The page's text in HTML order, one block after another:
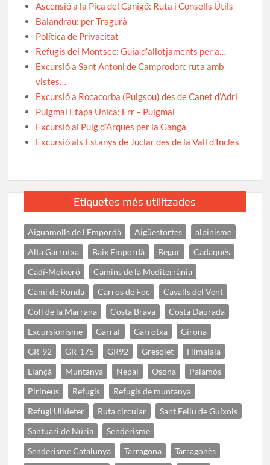
Ascensió a la Pica del Canigó: Ruta i Consells Útils
Balandrau: per Tragurà
Política de Privacitat
Refugis del Montsec: Guia d’allotjaments per a…
Excursió a Sant Antoni de Camprodon: ruta amb
vistes…
Excursió a Rocacorba (Puigsou) des de Canet d’Adri
Puigmal Etapa Única: Err – Puigmal
Excursió al Puig d’Arques per la Ganga
Excursió als Estanys de Juclar des de la Vall d’Incles
Etiquetes més utilitzades
Aiguamolls de l'Empordà Aigüestortes
alpinisme
Alta Garrotxa
Baix Empordà Begur
Cadaqués
Cadí-Moixeró
Camins de la Mediterrània
Camí de Ronda
Carros de Foc
Cavalls del Vent
Coll de la Marrana
Costa Brava
Costa Daurada
Excursionisme
Garraf Garrotxa
Girona
GR-92
GR-175 GR92 Gresolet
Himalaia
Llançà
Muntanya Nepal Osona
Palamós
Pirineus
Refugis
Refugis de muntanya
Refugi Ulldeter
Ruta circular
Sant Feliu de Guíxols
Santuari de Núria
Senderisme
Senderisme Catalunya
Tarragona
Tarragonès